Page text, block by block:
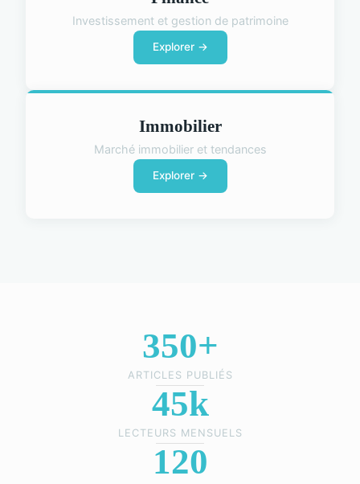
Investissement et gestion de patrimoine
Explorer →
Immobilier
Marché immobilier et tendances
Explorer →
350+
ARTICLES PUBLIÉS
45k
LECTEURS MENSUELS
120